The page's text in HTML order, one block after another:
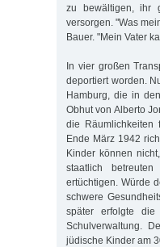
zu bewältigen, ihr
versorgen. "Was
Bauer. "Mein Vater
In vier großen
deportiert worden.
Hamburg, die in
Obhut von Alberto
die Räumlichkeiten
Ende März 1942
Kinder können
staatlich
ertüchtigen. Würde
schwere
später erfolgte die
Schulverwaltung.
jüdische Kinder am